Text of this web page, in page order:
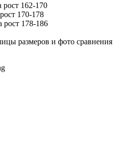
рост 162-170
170-178
рост 178-186
размеров и фото сравнения